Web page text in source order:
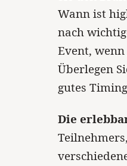
Wann ist
nach
Event,
Überlegen
gutes
Die